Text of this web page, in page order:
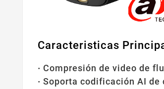
Caracteristicas
· Compresión de video de
· Soporta codificación AI de